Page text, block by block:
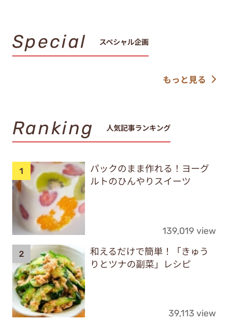
Special スペシャル企画
もっと見る
Ranking 人気記事ランキング
パックのまま作れる！ヨーグ
ルトのひんやりスイーツ
139,019 view
和えるだけで簡単！「きゅう
りとツナの副菜」レシピ
39,113 view